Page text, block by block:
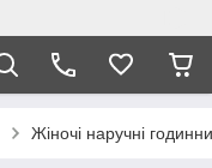
Жіночі наручні